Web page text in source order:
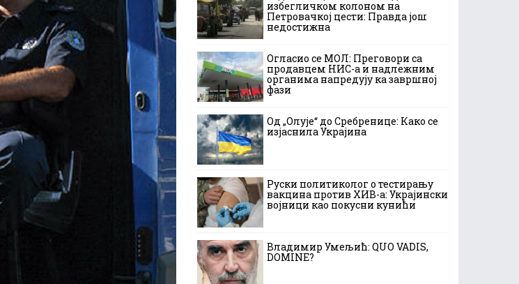
избегличком колоном на
Петровачкој цести: Правда још
недостижна
Огласио се МОЛ: Преговори са
продавцем НИС-а и надлежним
органима напредују ка завршној
фази
Од „Олује“ до Сребренице: Како се
изјаснила Украјина
Руски политиколог о тестирању
вакцина против ХИВ-а: Украјински
војници као покусни кунићи
Владимир Умељић: QUO VADIS,
DOMINE?